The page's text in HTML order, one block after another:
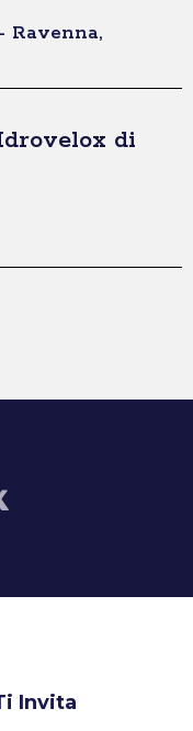
Ravenna,
di
Invita